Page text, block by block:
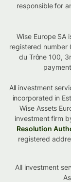
responsible for
Wise Europe SA
registered number
du Trône 100,
All investment
incorporated in
Wise Assets
investment firm
Resolution
registered
All investment